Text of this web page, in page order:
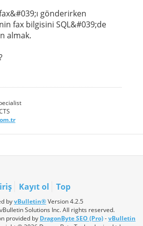
gönderirken
fax bilgisini SQL&#039;de
almak.
Kayıt ol Top
byvBulletin®Version 4.2.5
Solutions Inc. All rights reserved.
provided by DragonByte SEO (Pro)-vBulletin